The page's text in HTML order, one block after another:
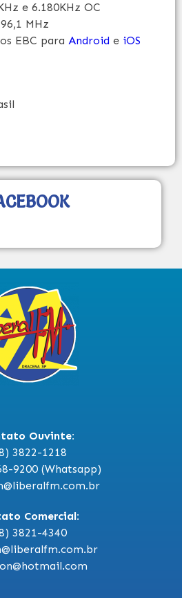
e 6.180KHz OC
MHz
EBC para Android e iOS
Ouvinte:
3822-1218
9200 (Whatsapp)
Comercial:
3821-4340